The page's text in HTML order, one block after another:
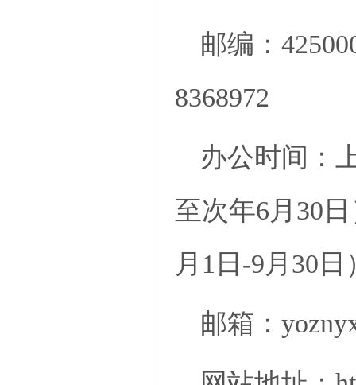
邮编：
8368972
办公时间：
至次年6月30
月1日-9月30
邮箱：